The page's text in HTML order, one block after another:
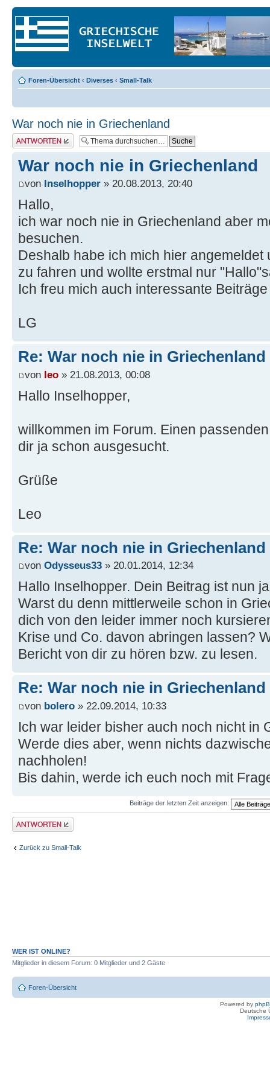
Foren-Übersicht ‹ Diverses ‹ Small-Talk
War noch nie in Griechenland
Antwort erstellen
War noch nie in Griechenland
von Inselhopper » 20.08.2013, 20:40
Hallo,
ich war noch nie in Griechenland aber
besuchen.
Deshalb habe ich mich hier
zu fahren und wollte erstmal nur
Ich freu mich auch interessante
LG
Re: War noch nie in Griechenland
von leo » 21.08.2013, 00:08
Hallo Inselhopper,
willkommen im Forum. Einen
dir ja schon ausgesucht.
Grüße
Leo
Re: War noch nie in Griechenland
von Odysseus33 » 20.01.2014, 12:34
Hallo Inselhopper. Dein Beitrag ist nun
Warst du denn mittlerweile schon in
dich von den leider immer noch
Krise und Co. davon abringen lassen?
Bericht von dir zu hören bzw. zu lesen.
Re: War noch nie in Griechenland
von bolero » 22.09.2014, 10:33
Ich war leider bisher auch noch nicht in
Werde dies aber, wenn nichts
nachholen!
Bis dahin, werde ich euch noch mit
Beiträge der letzten Zeit anzeigen:
Antwort erstellen
Zurück zu Small-Talk
WER IST ONLINE?
Mitglieder in diesem Forum: 0 Mitglieder und 2 Gäste
Foren-Übersicht
Powered by
Deutsche